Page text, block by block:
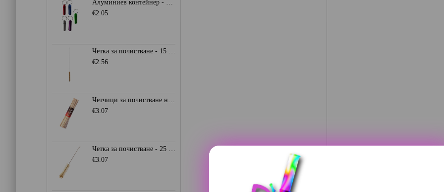
Алуминиев контейнер - ключодържател
€2.05
Четка за почистване - 15 мм.
€2.56
Четчици за почистване на лула - 15 см.
€3.07
Четка за почистване - 25 мм.
€3.07